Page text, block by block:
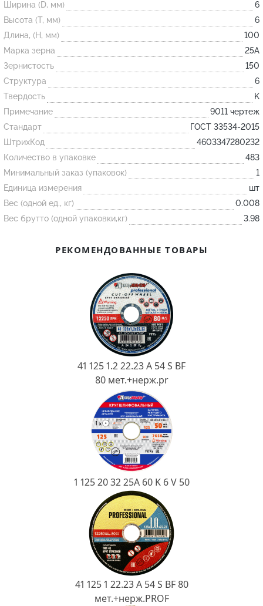
Огнеупорные
изделия
Скачать каталог
Тигель
Муфель
Черпак
Шербер
Трубка
Стержень
Пробка
Подставка
Контакт
Ковш разливочный
Огнеупорная SiC смесь
Ширина (D, мм)
6
Высота (T, мм)
6
Длина, (H, мм)
100
Марка зерна
25А
Зернистость
150
Структура
6
Твердость
K
Примечание
9011 чертеж
Стандарт
ГОСТ 33534-2015
ШтрихКод
4603347280232
Количество в упаковке
483
Минимальный заказ (упаковок)
1
Единица измерения
шт
Вес (одной ед., кг)
0.008
Вес брутто (одной упаковки,кг)
3.98
РЕКОМЕНДОВАННЫЕ ТОВАРЫ
41 125 1.2 22.23 A 54 S BF
80 мет.+нерж.pr
1 125 20 32 25А 60 K 6 V 50
41 125 1 22.23 A 54 S BF 80
мет.+нерж.PROF